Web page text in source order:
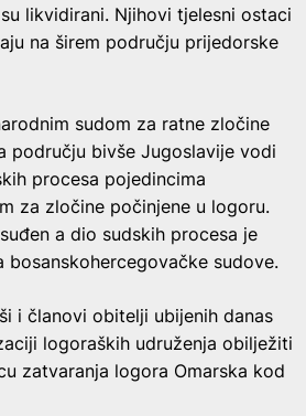
likvidirani. Njihovi tjelesni ostaci
na širem području prijedorske
sudom za ratne zločine
području bivše Jugoslavije vodi
procesa pojedincima
za zločine počinjene u logoru.
a dio sudskih procesa je
bosanskohercegovačke sudove.
i članovi obitelji ubijenih danas
logoraških udruženja obilježiti
zatvaranja logora Omarska kod